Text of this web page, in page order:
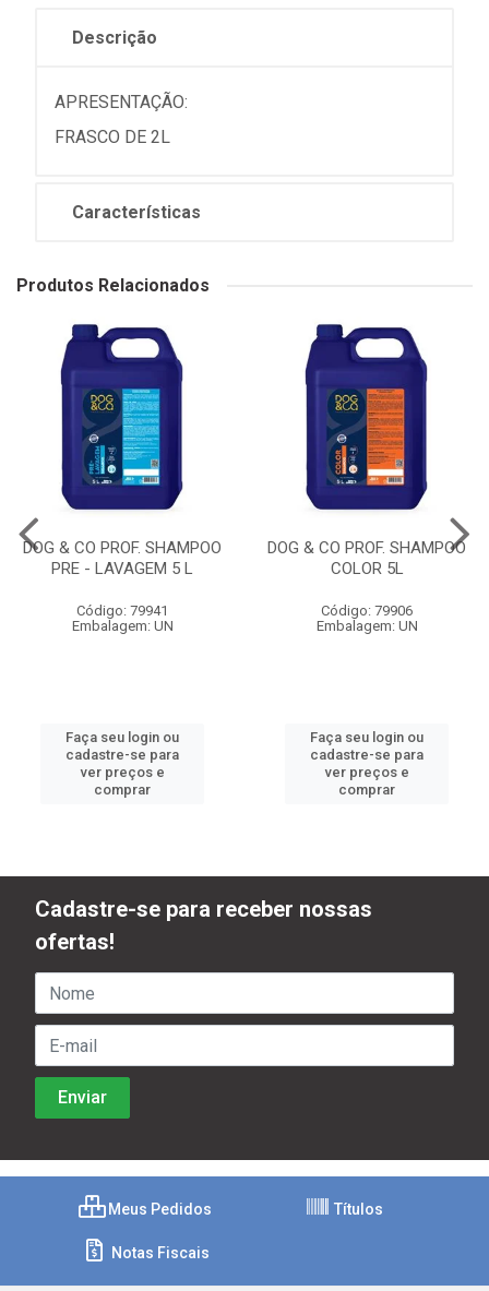
Descrição
APRESENTAÇÃO:
FRASCO DE 2L
Características
Produtos Relacionados
DOG & CO PROF. SHAMPOO
PRE - LAVAGEM 5 L
Código: 79941
Embalagem: UN
Faça seu login ou
cadastre-se para
ver preços e
comprar
DOG & CO PROF. SHAMPOO
COLOR 5L
Código: 79906
Embalagem: UN
Faça seu login ou
cadastre-se para
ver preços e
comprar
Cadastre-se para receber nossas
ofertas!
Meus Pedidos Títulos
Notas Fiscais